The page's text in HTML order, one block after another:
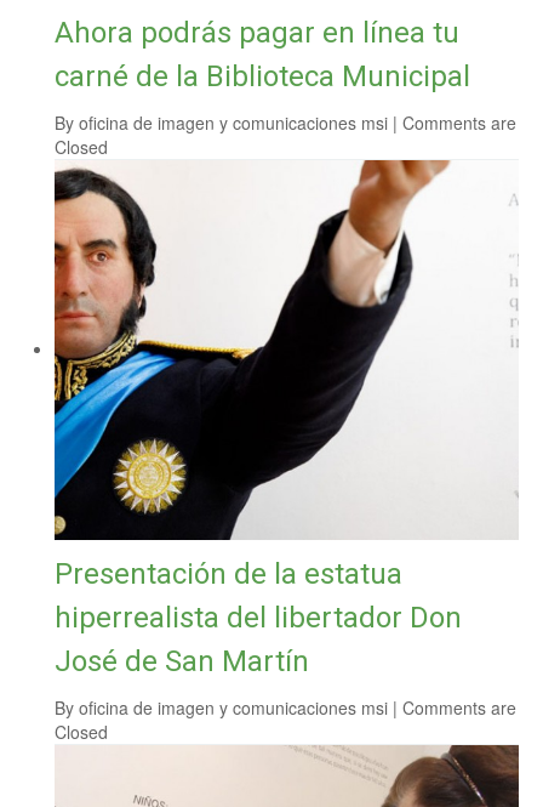
Ahora podrás pagar en línea tu
carné de la Biblioteca Municipal
By oficina de imagen y comunicaciones msi | Comments are
Closed
Presentación de la estatua
hiperrealista del libertador Don
José de San Martín
By oficina de imagen y comunicaciones msi | Comments are
Closed